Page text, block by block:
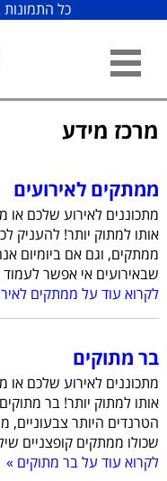
כל
מרכז מידע
ממתקים לאירועים
מתכוננים לאירוע שלכם או
אותו למתוק יותר! להעניק
ממתקים, וגם אם ביומיום
שבאירועים אי אפשר לעמוד
לקרוא עוד על ממתקים
בר מתוקים
מתכוננים לאירוע שלכם או
אותו למתוק יותר! בר
הטרנדים היותר
שכולו ממתקים קופצניים
לקרוא עוד על בר מתוקים »